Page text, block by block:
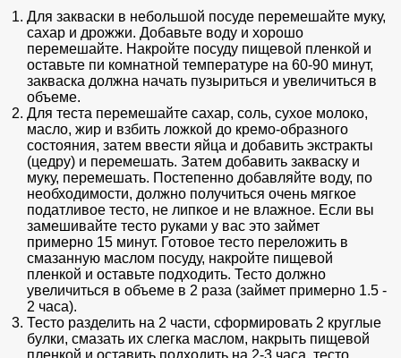
Для закваски в небольшой посуде перемешайте муку,
сахар и дрожжи. Добавьте воду и хорошо
перемешайте. Накройте посуду пищевой пленкой и
оставьте пи комнатной температуре на 60-90 минут,
закваска должна начать пузыриться и увеличиться в
объеме.
Для теста перемешайте сахар, соль, сухое молоко,
масло, жир и взбить ложкой до кремо-образного
состояния, затем ввести яйца и добавить экстракты
(цедру) и перемешать. Затем добавить закваску и
муку, перемешать. Постепенно добавляйте воду, по
необходимости, должно получиться очень мягкое
податливое тесто, не липкое и не влажное. Если вы
замешивайте тесто руками у вас это займет
примерно 15 минут. Готовое тесто переложить в
смазанную маслом посуду, накройте пищевой
пленкой и оставьте подходить. Тесто должно
увеличиться в объеме в 2 раза (займет примерно 1.5 -
2 часа).
Тесто разделить на 2 части, сформировать 2 круглые
булки, смазать их слегка маслом, накрыть пищевой
пленкой и оставить подходить на 2-3 часа, тесто